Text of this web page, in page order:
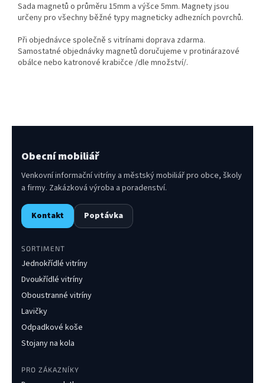
Sada magnetů o průměru 15mm a výšce 5mm. Magnety jsou
určeny pro všechny běžné typy magneticky adhezních povrchů.
Při objednávce společně s vitrínami doprava zdarma.
Samostatné objednávky magnetů doručujeme v protinárazové
obálce nebo katronové krabičce /dle množství/.
Obecní mobiliář
Venkovní informační vitríny a městský mobiliář pro obce, školy
a firmy. Zakázková výroba a poradenství.
Kontakt Poptávka
SORTIMENT
Jednokřídlé vitríny
Dvoukřídlé vitríny
Oboustranné vitríny
Lavičky
Odpadkové koše
Stojany na kola
PRO ZÁKAZNÍKY